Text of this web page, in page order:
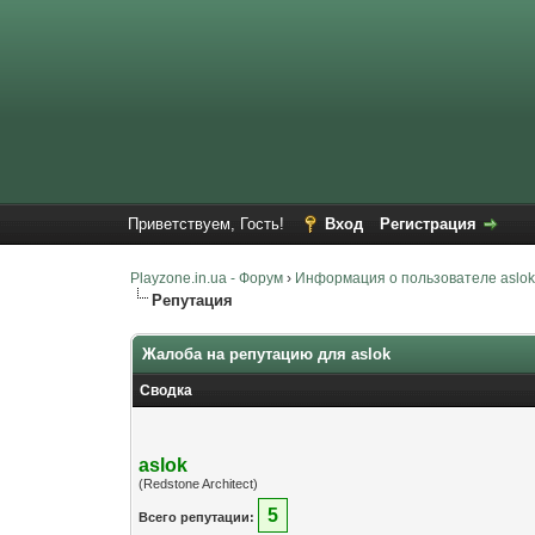
Приветствуем, Гость! Вход Регистрация
Playzone.in.ua - Форум › Информация о пользователе aslok
Репутация
Жалоба на репутацию для aslok
Сводка
aslok
(Redstone Architect)
Всего репутации: 5